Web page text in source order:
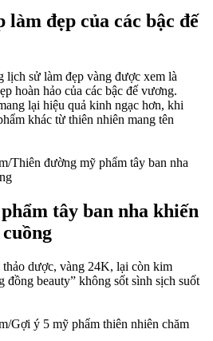
đẹp của các bậc đế
lịch sử làm đẹp vàng được xem là
hoàn hảo của các bậc đế vương.
lại hiệu quả kinh ngạc hơn, khi
khác từ thiên nhiên mang tên
tây ban nha khiến
thảo dược, vàng 24K, lại còn kim
beauty” không sốt sình sịch suốt